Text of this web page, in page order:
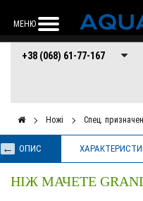
МЕНЮ
+38 (068) 61-77-
167
+38 (068) 61-77-167
Ножі Спец.
ОПИС
НІЖ МАЧЕТЕ